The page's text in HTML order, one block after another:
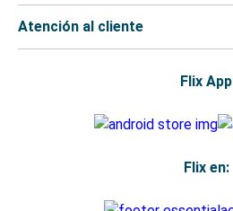
Atención al cliente
Flix App
Flix en: